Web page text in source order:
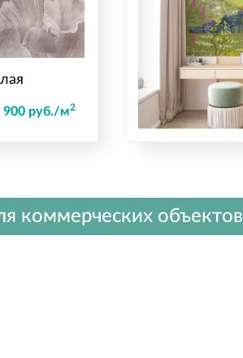
900 руб./м2
коммерческих объектов